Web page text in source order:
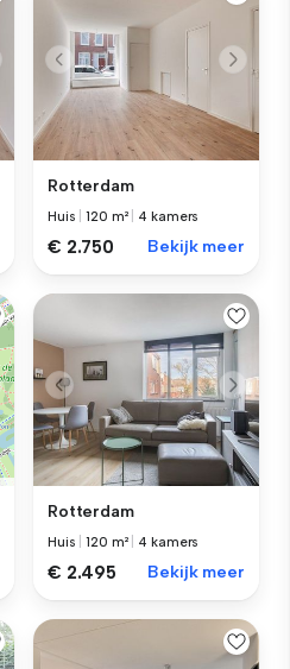
Rotterdam
Huis |120 m² 4 kamers
€ 2.750 Bekijk meer
Rotterdam
Huis |120 m² 4 kamers
€ 2.495 Bekijk meer